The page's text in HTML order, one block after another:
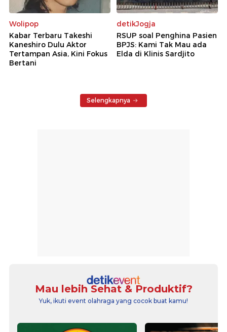
Wolipop
Kabar Terbaru Takeshi
Kaneshiro Dulu Aktor
Tertampan Asia, Kini Fokus
Bertani
detikJogja
RSUP soal Penghina Pasien
BPJS: Kami Tak Mau ada
Elda di Klinis Sardjito
Selengkapnya
Mau lebih Sehat & Produktif?
Yuk, ikuti event olahraga yang cocok buat kamu!